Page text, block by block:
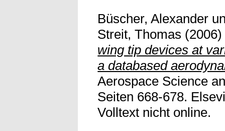
Büscher, Alexander
Streit, Thomas
wing tip devices at
a databased
Aerospace Science
Seiten 668-678.
Volltext nicht online.